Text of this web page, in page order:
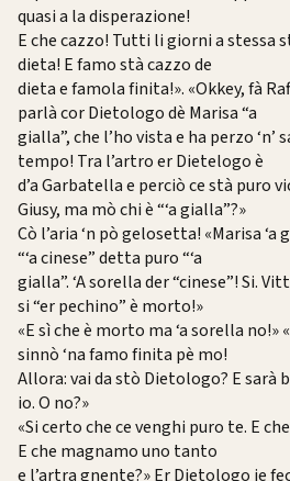
quasi a la disperazione!
E che cazzo! Tutti li giorni a stessa
dieta! E famo stà cazzo de
dieta e famola finita!». «Okkey, fà
parlà cor Dietologo dè Marisa “a
gialla”, che l’ho vista e ha perzo ‘n’
tempo! Tra l’artro er Dietelogo è
d’a Garbatella e perciò ce stà puro
Giusy, ma mò chi è “‘a gialla”?»
Cò l’aria ‘n pò gelosetta! «Marisa ‘a
“‘a cinese” detta puro “‘a
gialla”. ‘A sorella der “cinese”! Si.
si “er pechino” è morto!»
«E sì che è morto ma ‘a sorella no!»
sinnò ‘na famo finita pè mo!
Allora: vai da stò Dietologo? E sarà
io. O no?»
«Si certo che ce venghi puro te. E
E che magnamo uno tanto
e l’artra gnente?» Er Dietologo je